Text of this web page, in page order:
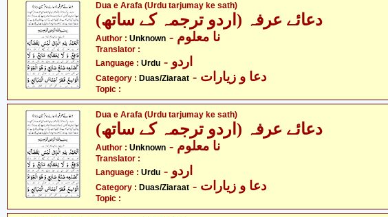
Dua e Arafa (Urdu tarjumay ke sath)
دعائے عرفہ (اردو ترجمہ کے ساتھ)
Author : Unknown - نا معلوم
Translator :
Language : Urdu - اردو
Category : Duas/Ziaraat - دعا و زیارات
Topic :
Dua e Arafa (Urdu tarjumay ke sath)
دعائے عرفہ (اردو ترجمہ کے ساتھ)
Author : Unknown - نا معلوم
Translator :
Language : Urdu - اردو
Category : Duas/Ziaraat - دعا و زیارات
Topic :